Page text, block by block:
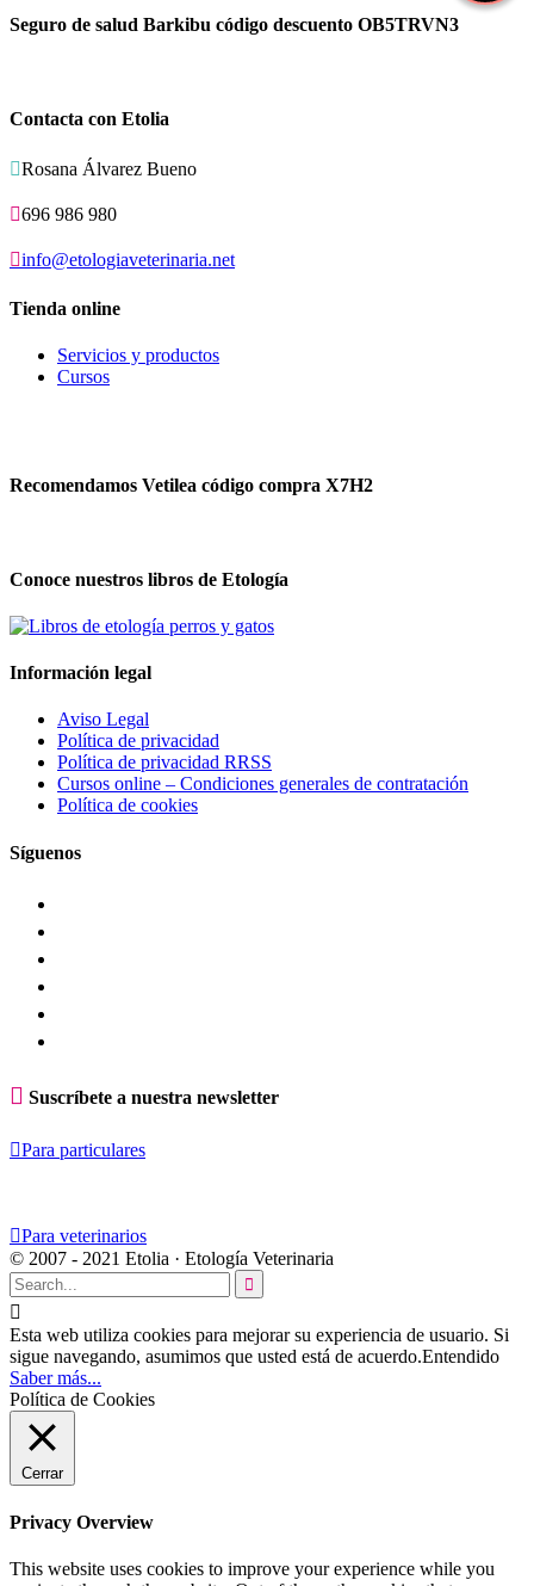
Seguro de salud Barkibu código descuento OB5TRVN3
Contacta con Etolia
Rosana Álvarez Bueno
696 986 980
info@etologiaveterinaria.net
Tienda online
Servicios y productos
Cursos
Recomendamos Vetilea código compra X7H2
Conoce nuestros libros de Etología
Información legal
Aviso Legal
Política de privacidad
Política de privacidad RRSS
Cursos online – Condiciones generales de contratación
Política de cookies
Síguenos
 Suscríbete a nuestra newsletter
Para particulares
Para veterinarios
© 2007 - 2021 Etolia · Etología Veterinaria


Esta web utiliza cookies para mejorar su experiencia de usuario. Si
sigue navegando, asumimos que usted está de acuerdo.Entendido
Saber más...
Política de Cookies
Cerrar
Privacy Overview
This website uses cookies to improve your experience while you